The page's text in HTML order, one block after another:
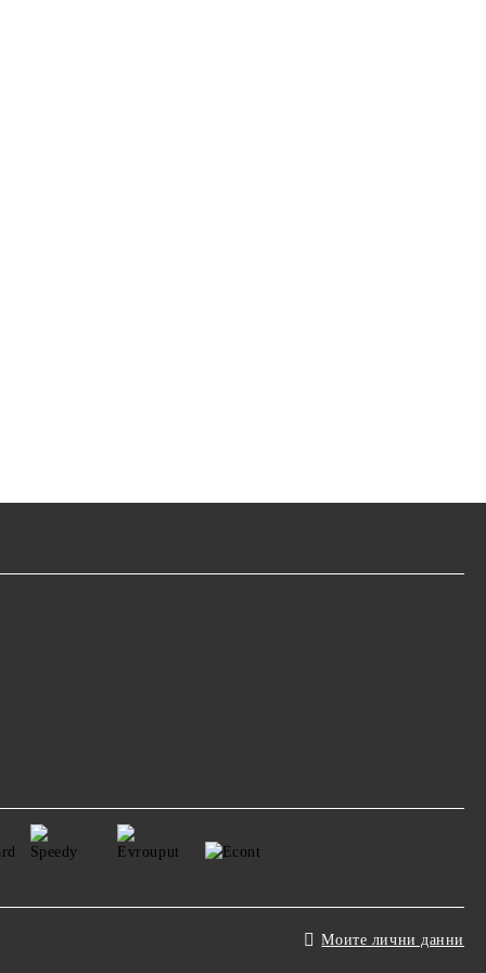
Моите лични данни